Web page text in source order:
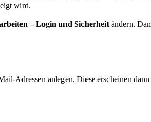
wird.
– Login und Sicherheit ändern.
Adressen anlegen. Diese erscheinen